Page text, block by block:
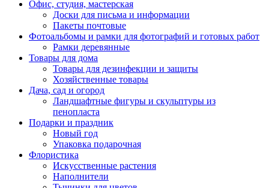
Офис, студия, мастерская
Доски для письма и информации
Пакеты почтовые
Фотоальбомы и рамки для фотографий и готовых работ
Рамки деревянные
Товары для дома
Товары для дезинфекции и защиты
Хозяйственные товары
Дача, сад и огород
Ландшафтные фигуры и скульптуры из
пенопласта
Подарки и праздник
Новый год
Упаковка подарочная
Флористика
Искусственные растения
Наполнители